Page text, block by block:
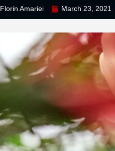
Florin Amariei March 23, 2021